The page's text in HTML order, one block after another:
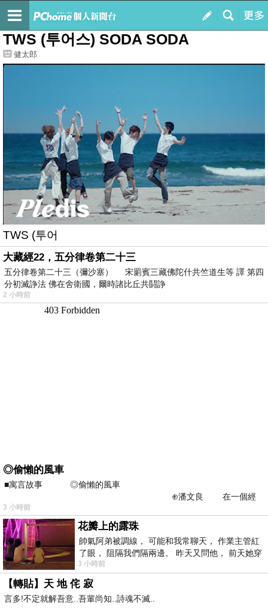
我的
最新文章
TWS (투어스) SODA SODA
健太郎
TWS (투어
大藏經22，五分律卷第二十三
五分律卷第二十三（彌沙塞） 宋罽賓三藏佛陀什共竺道生等 譯 第四
分初滅諍法 佛在舍衛國，爾時諸比丘共鬪諍
2 小時前
◎偷懶的風車
■寓言故事 ◎偷懶的風車
⊕潘文良 在一個經
常颳風的山丘上—&m
3 小時前
花瓣上的露珠
帥氣阿弟被調線， 可能和我常聊天， 作業主管紅
了眼， 阻隔我們隔兩邊。 昨天又問他， 前天她穿
什麼顏色衣服， 不經
3 小時前
【轉貼】天 地 侘 寂
言多!不定就解吾意..吾輩尚知..詩魂不滅..